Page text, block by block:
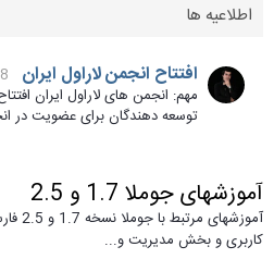
اطلاعیه ها
افتتاح انجمن لاراول ایران
مهم: انجمن های لاراول ایران
توسعه دهندگان برای عضویت در
آموزشهای جوملا 1.7 و 2.5
کاربری و بخش مدیریت و...